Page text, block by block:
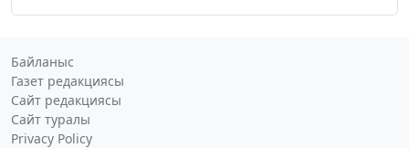
Байланыс
Газет редакциясы
Сайт редакциясы
Сайт туралы
Privacy Policy